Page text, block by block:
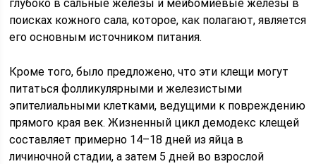
глубоко в сальные железы и мейбомиевые железы в
поисках кожного сала, которое, как полагают, является
его основным источником питания.
Кроме того, было предложено, что эти клещи могут
питаться фолликулярными и железистыми
эпителиальными клетками, ведущими к повреждению
прямого края век. Жизненный цикл демодекс клещей
составляет примерно 14–18 дней из яйца в
личиночной стадии, а затем 5 дней во взрослой